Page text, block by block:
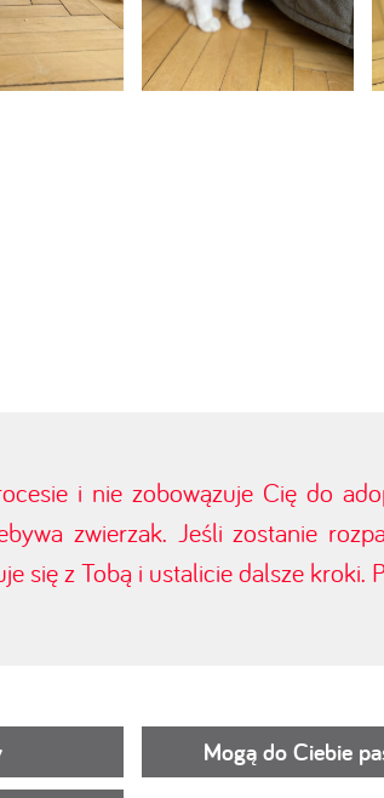
i nie zobowązuje Cię do
zwierzak. Jeśli zostanie
się z Tobą i ustalicie dalsze kroki.
Mogą do Ciebie